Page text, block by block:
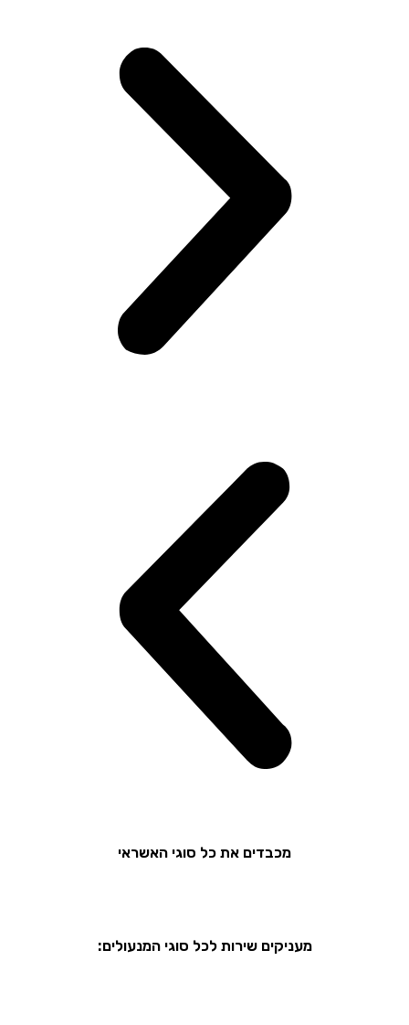
מכבדים את כל סוגי האשראי
מעניקים שירות לכל סוגי המנעולים: